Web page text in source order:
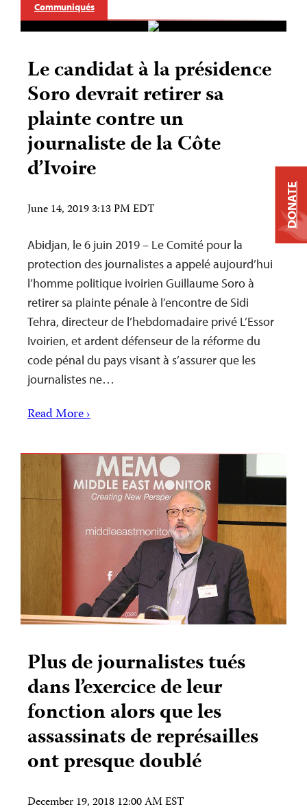
Communiqués
Le candidat à la présidence
Soro devrait retirer sa
plainte contre un
journaliste de la Côte
d’Ivoire
June 14, 2019 3:13 PM EDT
Abidjan, le 6 juin 2019 – Le Comité pour la
protection des journalistes a appelé aujourd’hui
l’homme politique ivoirien Guillaume Soro à
retirer sa plainte pénale à l’encontre de Sidi
Tehra, directeur de l’hebdomadaire privé L’Essor
Ivoirien, et ardent défenseur de la réforme du
code pénal du pays visant à s’assurer que les
journalistes ne…
Read More ›
Plus de journalistes tués
dans l’exercice de leur
fonction alors que les
assassinats de représailles
ont presque doublé
December 19, 2018 12:00 AM EST
DONATE